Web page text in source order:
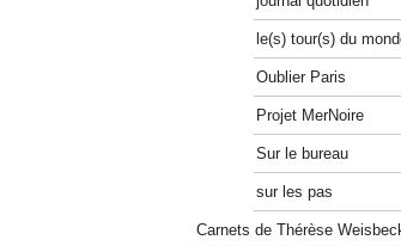
le(s) tour(s) du
Oublier Paris
Projet MerNoire
Sur le bureau
sur les pas
Carnets de Thérèse